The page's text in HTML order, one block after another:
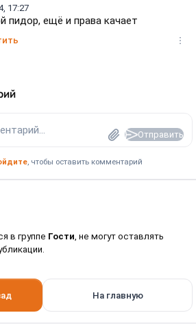
17:27
пидор, ещё и права качает
Отправить
, чтобы оставить комментарий
в группе Гости, не могут оставлять
На главную